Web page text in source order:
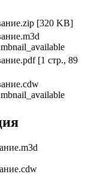
[320 KB]
[1 стр., 89